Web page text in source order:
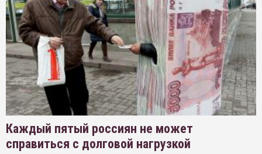
Каждый пятый россиян не может
справиться с долговой нагрузкой